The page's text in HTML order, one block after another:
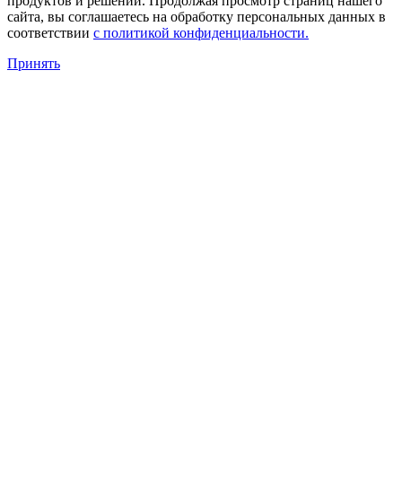
сайта, вы соглашаетесь на обработку персональных данных в
соответствии с политикой конфиденциальности.
Принять